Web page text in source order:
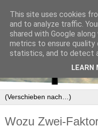
Wozu Zwei-
This site uses cookies
and to analyze traffic.
shared with Google
metrics to ensure quality
statistics, and to detect
LEARN